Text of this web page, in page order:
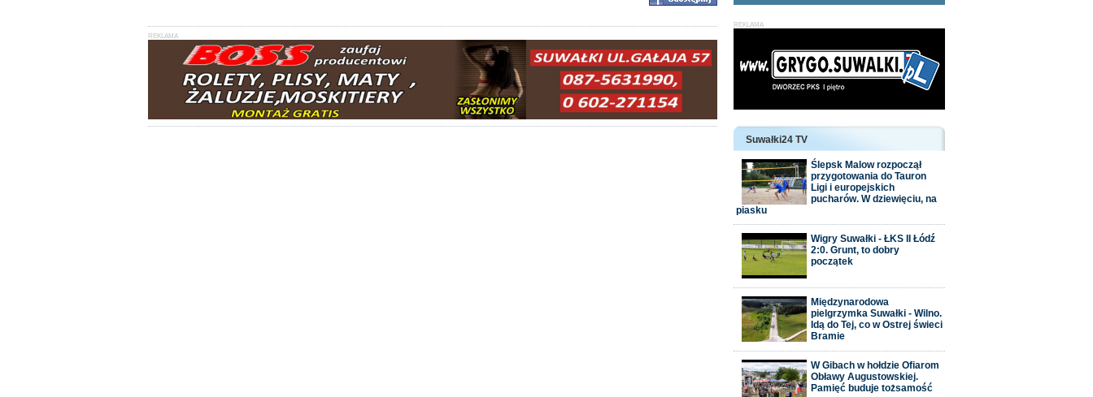
Suwałki24 TV
Ślepsk Malow rozpoczął
przygotowania do Tauron
Ligi i europejskich
pucharów. W dziewięciu, na
piasku
Wigry Suwałki - ŁKS II Łódź
2:0. Grunt, to dobry
początek
Międzynarodowa
pielgrzymka Suwałki - Wilno.
Idą do Tej, co w Ostrej świeci
Bramie
W Gibach w hołdzie Ofiarom
Obławy Augustowskiej.
Pamięć buduje tożsamość